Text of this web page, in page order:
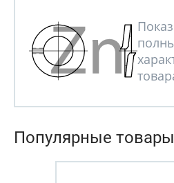
Популярные товары